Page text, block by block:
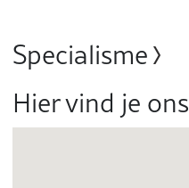
Specialisme
Hier vind je ons